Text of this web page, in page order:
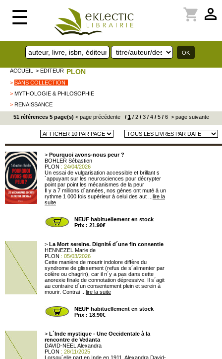
☰ perm_identity
shopping_cart
ACCUEIL > EDITEUR PLON
> SANS COLLECTION
> MYTHOLOGIE & PHILOSOPHIE
> RENAISSANCE
51 références 5 page(s) < page précédente/ 1 /2/3/4/5/6 > page suivante
> Pourquoi avons-nous peur ?
BOHLER Sébastien
PLON : 24/04/2026
Un essai de vulgarisation accessible et brillant s
´appuyant sur les neurosciences pour décrypter
point par point les mécanismes de la peur
Il y a 7 millions d´années, nos gènes ont muté à un
rythme 1 000 fois supérieur à celui des aut ... lire la
suite
NEUF habituellement en stock
Prix : 21.90€
> La Mort sereine. Dignité d´une fin consentie
HENNEZEL Marie de
PLON : 05/03/2026
Cette manière de mourir indolore diffère du
syndrome de glissement (refus de s´alimenter par
colère ou chagrin), car il n´y a pas dans cette
anorexie finale de connotation dépressive. Il s´agit
au contraire d´un consentement plein et serein à
mourir. Contrai ... lire la suite
NEUF habituellement en stock
Prix : 18.90€
> L´Inde mystique - Une Occidentale à la
rencontre de Vedanta
DAVID-NEEL Alexandra
PLON : 28/11/2025
Lorsqu´elle part en Inde en 1911, Alexandra David-